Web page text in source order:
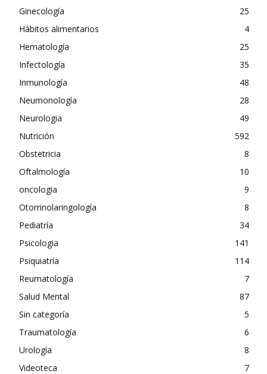
Ginecología
25
Hábitos alimentarios
4
Hematología
25
Infectología
35
Inmunología
48
Neumonología
28
Neurologia
49
Nutrición
592
Obstetricia
8
Oftalmología
10
oncologia
9
Otorrinolaringología
8
Pediatría
34
Psicologia
141
Psiquiatría
114
Reumatología
7
Salud Mental
87
Sin categoría
5
Traumatología
6
Urología
8
Videoteca
7